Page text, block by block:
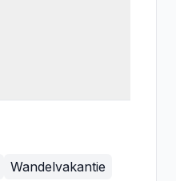
Wandelvakantie